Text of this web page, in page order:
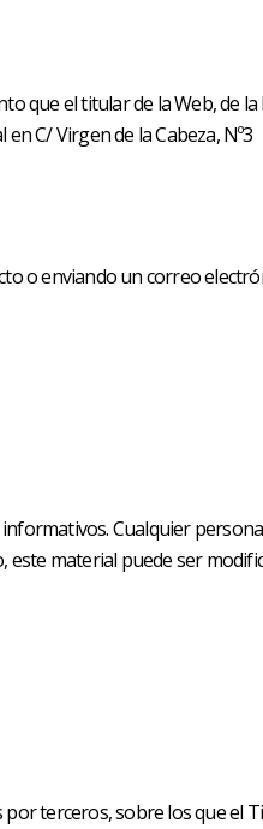
que el titular de la Web, de
en C/ Virgen de la Cabeza,
o enviando un correo
Cualquier
este material puede ser
terceros, sobre los que el